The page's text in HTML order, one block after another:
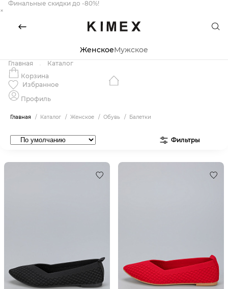
Финальные скидки до -80%!
×
ЖенскоеМужское
Главная
Каталог
Корзина
Избранное
Профиль
Главная Каталог Женское Обувь Балетки
Фильтры